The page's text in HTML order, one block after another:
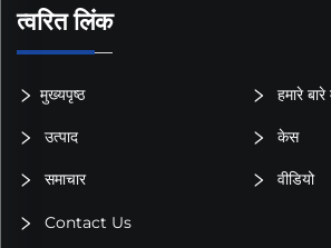
त्वरित लिंक
मुख्यपृष्ठ हमारे बारे
उत्पाद केस
समाचार वीडियो
Contact Us